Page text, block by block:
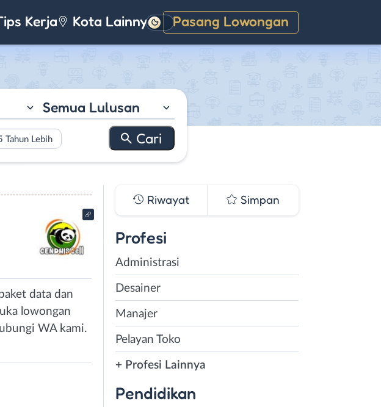
Kerja Kota Lainnya Pasang Lowongan
Gelap
Semua Lulusan
Tahun Lebih
data dan
lowongan
WA kami.
Riwayat Simpan
Profesi
Administrasi
Desainer
Manajer
Pelayan Toko
+ Profesi Lainnya
Pendidikan